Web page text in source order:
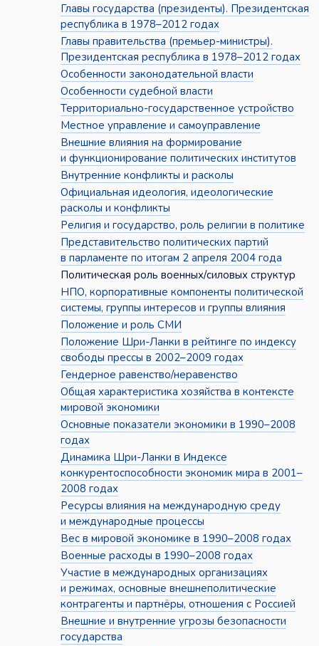
Главы государства (президенты). Президентская
республика в 1978–2012 годах
Главы правительства (премьер-министры).
Президентская республика в 1978–2012 годах
Особенности законодательной власти
Особенности судебной власти
Территориально-государственное устройство
Местное управление и самоуправление
Внешние влияния на формирование
и функционирование политических институтов
Внутренние конфликты и расколы
Официальная идеология, идеологические
расколы и конфликты
Религия и государство, роль религии в политике
Представительство политических партий
в парламенте по итогам 2 апреля 2004 года
Политическая роль военных/силовых структур
НПО, корпоративные компоненты политической
системы, группы интересов и группы влияния
Положение и роль СМИ
Положение Шри-Ланки в рейтинге по индексу
свободы прессы в 2002–2009 годах
Гендерное равенство/неравенство
Общая характеристика хозяйства в контексте
мировой экономики
Основные показатели экономики в 1990–2008
годах
Динамика Шри-Ланки в Индексе
конкурентоспособности экономик мира в 2001–
2008 годах
Ресурсы влияния на международную среду
и международные процессы
Вес в мировой экономике в 1990–2008 годах
Военные расходы в 1990–2008 годах
Участие в международных организациях
и режимах, основные внешнеполитические
контрагенты и партнёры, отношения с Россией
Внешние и внутренние угрозы безопасности
государства